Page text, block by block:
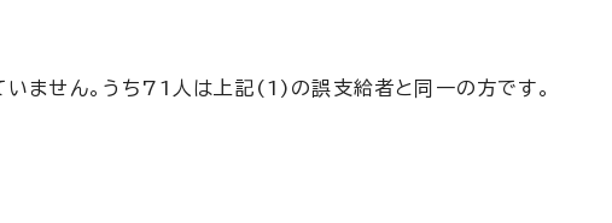
ません。うち71人は上記(1)の誤支給者と同一の方です。